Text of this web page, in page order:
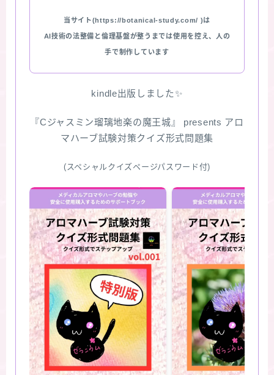
お問い合わせ当サイト(https://botanical-study.com/ )は
AI技術の法整備と倫理基盤が整うまでは使用を控え、人の
手で制作しています
kindle出版しました✨
『Cジャスミン瑠璃地楽の魔王城』 presents アロ
マハーブ試験対策クイズ形式問題集
(スペシャルクイズページパスワード付)